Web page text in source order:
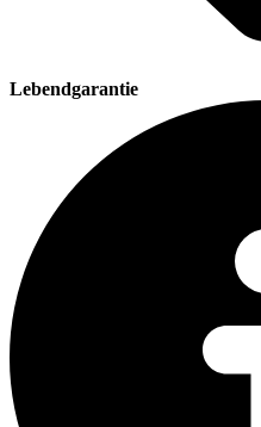
Lebendgarantie